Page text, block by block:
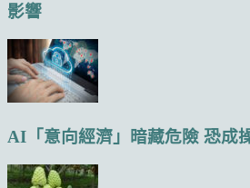
影響
AI「意向經濟」暗藏危險 恐成